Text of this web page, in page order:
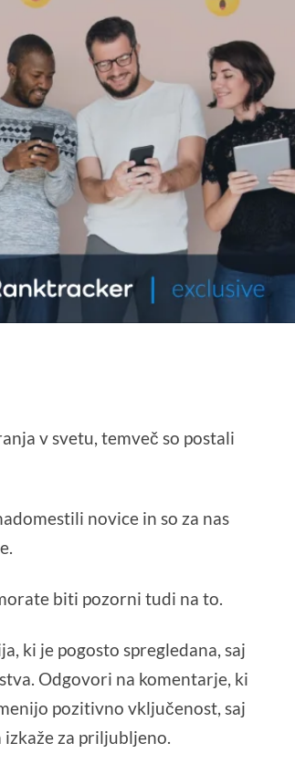
v svetu, temveč so postali
novice in so za nas
biti pozorni tudi na to.
ki je pogosto spregledana, saj
Odgovori na komentarje, ki
pozitivno vključenost, saj
za priljubljeno.